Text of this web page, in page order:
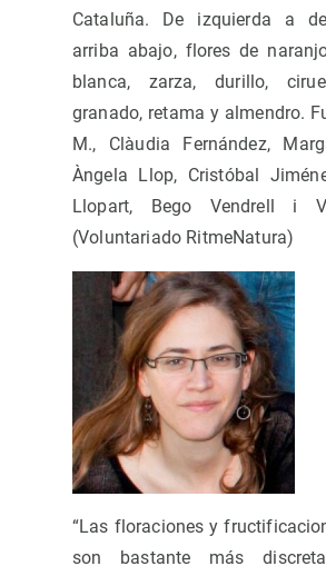
Cataluña. De izquierda a
arriba abajo, flores de
blanca, zarza, durillo,
granado, retama y almendro.
M., Clàudia Fernández,
Àngela Llop, Cristóbal
Llopart, Bego Vendrell i
(Voluntariado RitmeNatura)
“Las floraciones y
son bastante más